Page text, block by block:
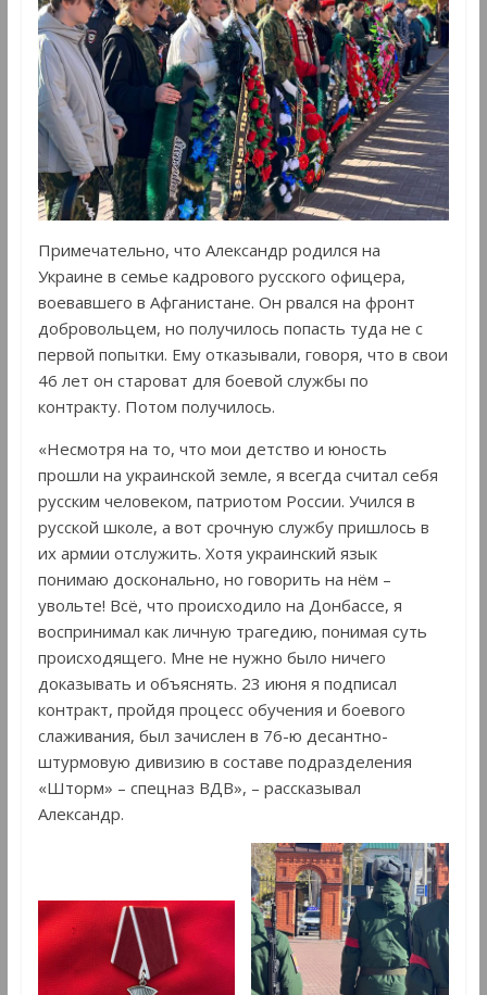
Примечательно, что Александр родился на
Украине в семье кадрового русского офицера,
воевавшего в Афганистане. Он рвался на фронт
добровольцем, но получилось попасть туда не с
первой попытки. Ему отказывали, говоря, что в свои
46 лет он староват для боевой службы по
контракту. Потом получилось.
«Несмотря на то, что мои детство и юность
прошли на украинской земле, я всегда считал себя
русским человеком, патриотом России. Учился в
русской школе, а вот срочную службу пришлось в
их армии отслужить. Хотя украинский язык
понимаю досконально, но говорить на нём –
увольте! Всё, что происходило на Донбассе, я
воспринимал как личную трагедию, понимая суть
происходящего. Мне не нужно было ничего
доказывать и объяснять. 23 июня я подписал
контракт, пройдя процесс обучения и боевого
слаживания, был зачислен в 76-ю десантно-
штурмовую дивизию в составе подразделения
«Шторм» – спецназ ВДВ», – рассказывал
Александр.